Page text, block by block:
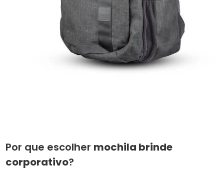
Por que escolher mochila brinde
corporativo?